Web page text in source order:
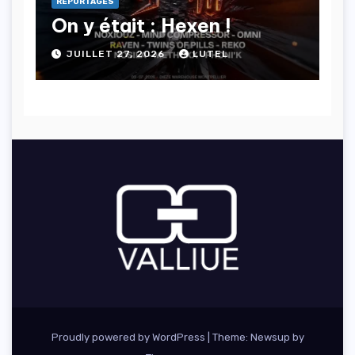
REPORTAGES
On y était : Hexen !
JUILLET 27, 2026 LUTEL
Proudly powered by WordPress
Theme: Newsup by